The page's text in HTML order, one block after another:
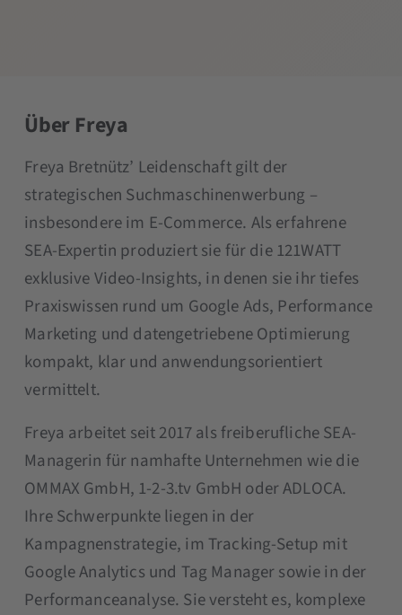
Über Freya
Freya Bretnütz’ Leidenschaft gilt der
strategischen Suchmaschinenwerbung –
insbesondere im E-Commerce. Als erfahrene
SEA-Expertin produziert sie für die 121WATT
exklusive Video-Insights, in denen sie ihr tiefes
Praxiswissen rund um Google Ads, Performance
Marketing und datengetriebene Optimierung
kompakt, klar und anwendungsorientiert
vermittelt.
Freya arbeitet seit 2017 als freiberufliche SEA-
Managerin für namhafte Unternehmen wie die
OMMAX GmbH, 1-2-3.tv GmbH oder ADLOCA.
Ihre Schwerpunkte liegen in der
Kampagnenstrategie, im Tracking-Setup mit
Google Analytics und Tag Manager sowie in der
Performanceanalyse. Sie versteht es, komplexe